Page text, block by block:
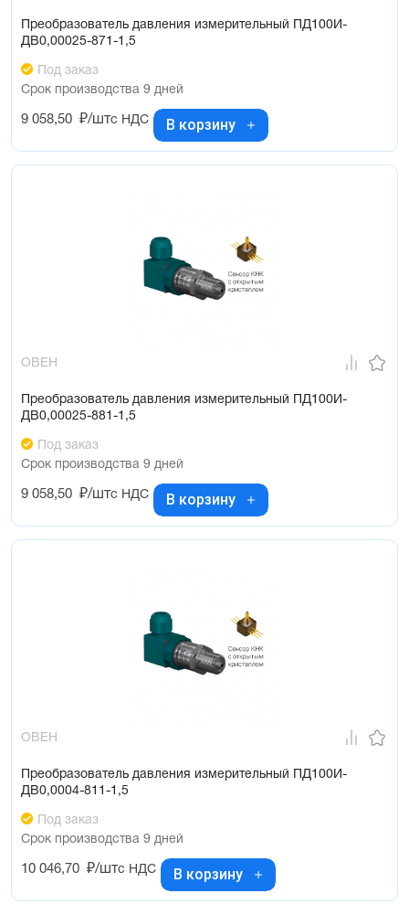
Преобразователь давления измерительный ПД100И-
ДВ0,00025-871-1,5
Под заказ
Срок производства 9 дней
9 058,50 ₽/штс НДС В корзину
ОВЕН
Преобразователь давления измерительный ПД100И-
ДВ0,00025-881-1,5
Под заказ
Срок производства 9 дней
9 058,50 ₽/штс НДС В корзину
ОВЕН
Преобразователь давления измерительный ПД100И-
ДВ0,0004-811-1,5
Под заказ
Срок производства 9 дней
10 046,70 ₽/штс НДС В корзину